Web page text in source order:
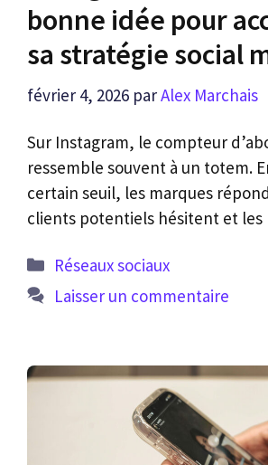
bonne idée pour
sa stratégie social
février 4, 2026 parAlex Marchais
Sur Instagram, le compteur
ressemble souvent à un totem.
certain seuil, les marques
clients potentiels hésitent et
Catégories
Réseaux sociaux
Laisser un commentaire